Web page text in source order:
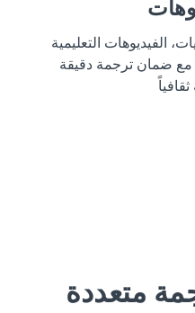
الفيديوهات التعليمية
مع ضمان ترجمة دقيقة
متعددة